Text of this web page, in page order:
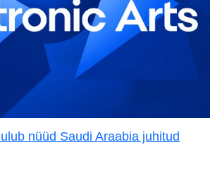
nüüd Saudi Araabia juhitud